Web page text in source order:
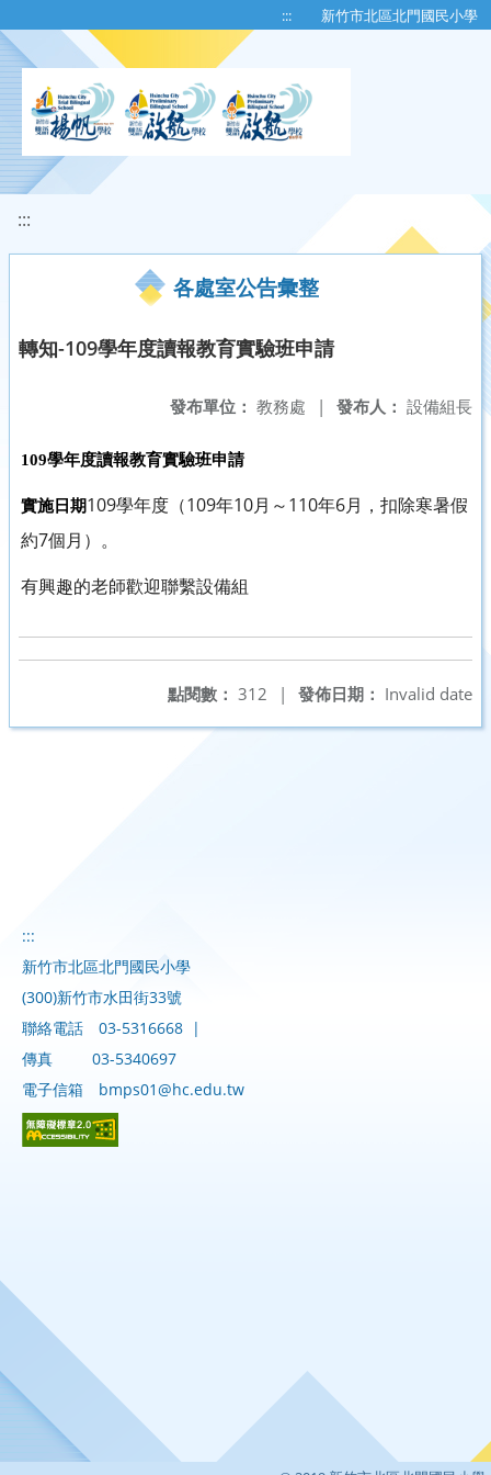
::: 新竹市北區北門國民小學
:::
各處室公告彙整
轉知-109學年度讀報教育實驗班申請
發布人： 設備組長
發布單位： 教務處 |
109學年度讀報教育實驗班申請
實施日期109學年度（109年10月～110年6月，扣除寒暑假
約7個月）。
有興趣的老師歡迎聯繫設備組
發佈日期： Invalid date
點閱數： 312 |
:::
新竹市北區北門國民小學
(300)新竹市水田街33號
聯絡電話
03-5316668 |
傳真
03-5340697
電子信箱
bmps01@hc.edu.tw